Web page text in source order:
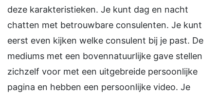
deze karakteristieken. Je kunt dag en nacht
chatten met betrouwbare consulenten. Je kunt
eerst even kijken welke consulent bij je past. De
mediums met een bovennatuurlijke gave stellen
zichzelf voor met een uitgebreide persoonlijke
pagina en hebben een persoonlijke video. Je